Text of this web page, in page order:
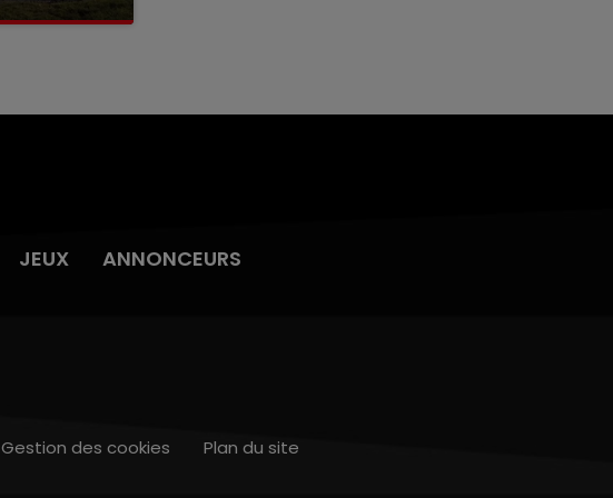
JEUX ANNONCEURS
Gestion des cookies Plan du site